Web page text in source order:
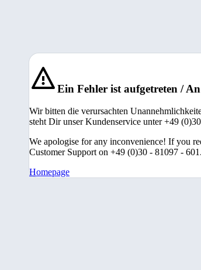
Ein Fehler ist aufgetreten /
Wir bitten die verursachten
steht Dir unser Kundenservice unter +49
We apologise for any inconvenience! If you
Customer Support on +49 (0)30 - 81097 - 601.
Homepage